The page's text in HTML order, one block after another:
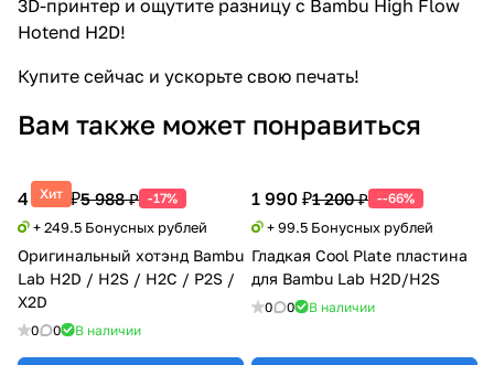
3D-принтер и ощутите разницу с Bambu High Flow
Hotend H2D!
Купите сейчас и ускорьте свою печать!
Вам также может понравиться
Хит
4 990 ₽5 988 ₽ -17%
+ 249.5 Бонусных рублей
Оригинальный хотэнд Bambu
Lab H2D / H2S / H2C / P2S /
X2D
0 0 В наличии
1 990 ₽1 200 ₽ --66%
+ 99.5 Бонусных рублей
Гладкая Cool Plate пластина
для Bambu Lab H2D/H2S
0 0 В наличии